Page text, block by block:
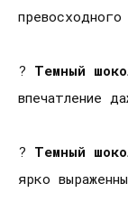
? Темный
впечатление
? Темный
ярко